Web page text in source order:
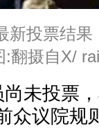
新投票结
:翻摄自X/
未投票
众议院规